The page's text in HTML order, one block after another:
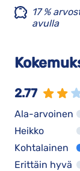
17 %
avulla
2.77
Ala-arvoinen
Heikko
Kohtalainen
Erittäin hyvä